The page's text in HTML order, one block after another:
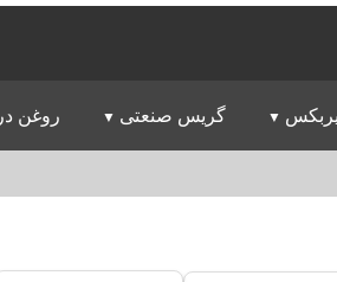
گریس صنعتی روغن